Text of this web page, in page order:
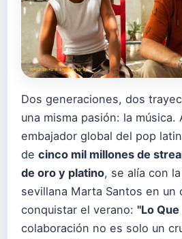
Dos generaciones, dos
una misma pasión: la música.
embajador global del pop
de cinco mil millones de
de oro y platino, se alía con
sevillana Marta Santos en un
conquistar el verano: "Lo Que
colaboración no es solo un